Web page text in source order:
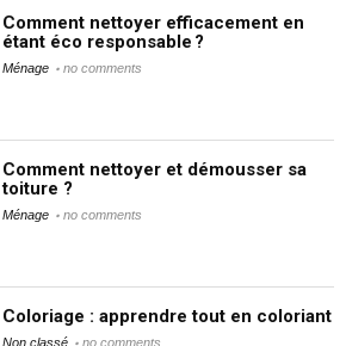
Comment nettoyer efficacement en
étant éco responsable ?
Ménage no comments
Comment nettoyer et démousser sa
toiture ?
Ménage no comments
Coloriage : apprendre tout en coloriant
Non classé no comments